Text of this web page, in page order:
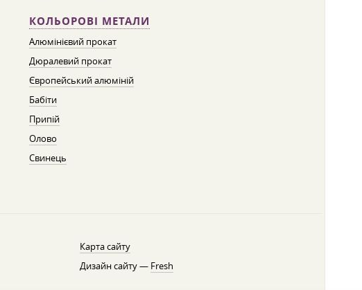
КОЛЬОРОВІ МЕТАЛИ
Алюмінієвий прокат
Дюралевий прокат
Європейський алюміній
Бабіти
Припій
Олово
Свинець
Карта сайту
Дизайн сайту — Fresh